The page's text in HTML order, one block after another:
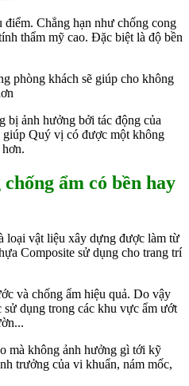
Chẳng hạn như chống cong
thẩm mỹ cao. Đặc biệt là độ bền
phòng khách sẽ giúp cho không
bị ảnh hưởng bởi tác động của
Quý vị có được một không
ẩm có bền hay
loại vật liệu xây dựng được làm từ
Composite sử dụng cho trang trí
và chống ẩm hiệu quả. Do vậy
dụng trong các khu vực ẩm ướt
mà không ảnh hưởng gì tới kỹ
trưởng của vi khuẩn, nám mốc,